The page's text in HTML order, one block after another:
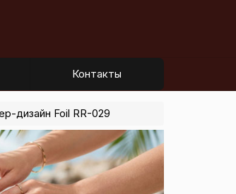
Контакты
дизайн Foil RR-029